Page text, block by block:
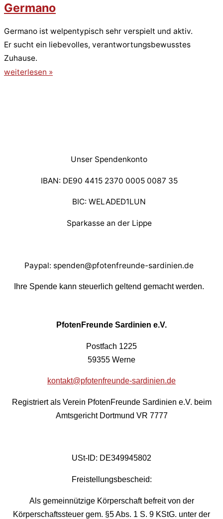
Germano
Germano ist welpentypisch sehr verspielt und aktiv.
Er sucht ein liebevolles, verantwortungsbewusstes
Zuhause.
weiterlesen »
Unser Spendenkonto
IBAN: DE90 4415 2370 0005 0087 35
BIC: WELADED1LUN
Sparkasse an der Lippe
Paypal: spenden@pfotenfreunde-sardinien.de
Ihre Spende kann steuerlich geltend gemacht werden.
PfotenFreunde Sardinien e.V.
Postfach 1225
59355 Werne
kontakt@pfotenfreunde-sardinien.de
Registriert als Verein PfotenFreunde Sardinien e.V. beim
Amtsgericht Dortmund VR 7777
USt-ID: DE349945802
Freistellungsbescheid:
Als gemeinnützige Körperschaft befreit von der
Körperschaftssteuer gem. §5 Abs. 1 S. 9 KStG. unter der